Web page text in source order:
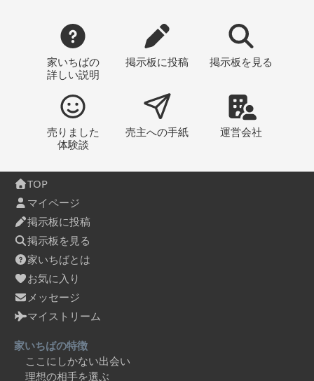
家いちばの
詳しい説明
掲示板に投稿 掲示板 を見る
売りました
体験談
売主への手紙 運営会社
TOP
マイページ
掲示板に投稿
掲示板を見る
家いちばとは
お気に入り
メッセージ
マイストリーム
家いちばの特徴
ここにしかない出会い
理想の相手を選ぶ